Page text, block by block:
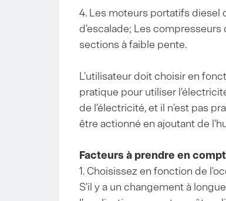
4. Les moteurs portatifs diesel
d'escalade; Les
sections à faible pente.
L'utilisateur doit choisir en
pratique pour utiliser
de l'électricité, et il n'est pas
être actionné en ajoutant de
Facteurs à prendre en
1. Choisissez en fonction de
S'il y a un changement à